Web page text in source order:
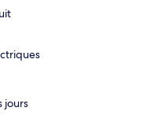
jours